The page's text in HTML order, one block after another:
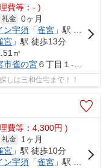
費等：- )
礼金 0ヶ月
ン宇須 「雀宮 」駅 徒歩13分
宮 」駅 徒歩13分
㎡
市雀の宮６丁目１-１６
は三和住宅まで！！
費等：4,300円 )
礼金
1ヶ月
宮 」駅 徒歩10分
ン宇須 「雀宮 」駅 徒歩10分